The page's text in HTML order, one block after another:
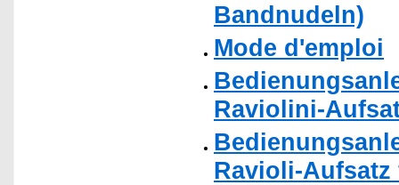
Bandnudeln)
Mode d'emploi
Raviolini-
Ravioli-Aufsatz